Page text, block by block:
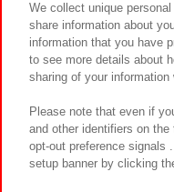
We collect unique
share information about
information that you have
to see more details about
sharing of your
Please note that even if
and other identifiers on
opt-out preference signals
setup banner by clicking